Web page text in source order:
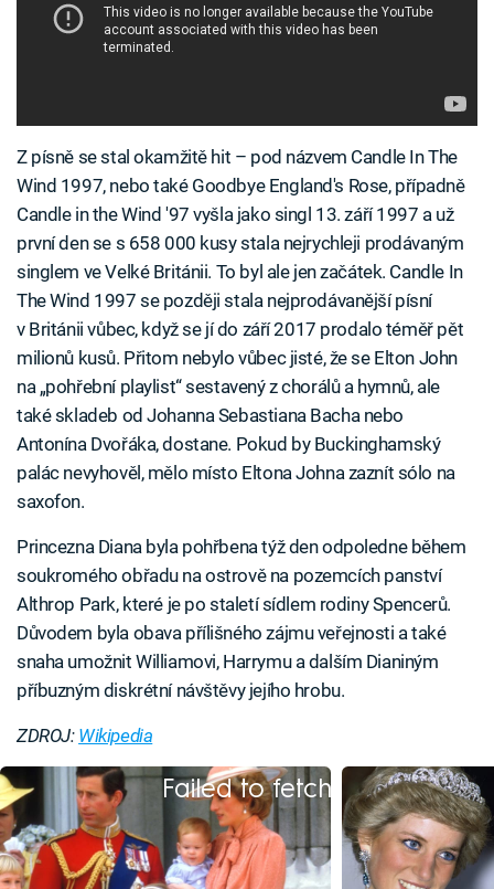
Z písně se stal okamžitě hit – pod názvem Candle In The
Wind 1997, nebo také Goodbye England's Rose, případně
Candle in the Wind '97 vyšla jako singl 13. září 1997 a už
první den se s 658 000 kusy stala nejrychleji prodávaným
singlem ve Velké Británii. To byl ale jen začátek. Candle In
The Wind 1997 se později stala nejprodávanější písní
v Británii vůbec, když se jí do září 2017 prodalo téměř pět
milionů kusů. Přitom nebylo vůbec jisté, že se Elton John
na „pohřební playlist“ sestavený z chorálů a hymnů, ale
také skladeb od Johanna Sebastiana Bacha nebo
Antonína Dvořáka, dostane. Pokud by Buckinghamský
palác nevyhověl, mělo místo Eltona Johna zaznít sólo na
saxofon.
Princezna Diana byla pohřbena týž den odpoledne během
soukromého obřadu na ostrově na pozemcích panství
Althrop Park, které je po staletí sídlem rodiny Spencerů.
Důvodem byla obava přílišného zájmu veřejnosti a také
snaha umožnit Williamovi, Harrymu a dalším Dianiným
příbuzným diskrétní návštěvy jejího hrobu.
ZDROJ: Wikipedia
Failed to fetch